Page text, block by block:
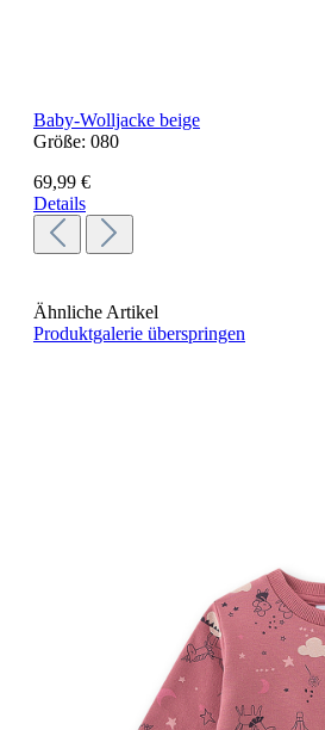
Baby-Wolljacke beige
Größe: 080
69,99 €
Details
Ähnliche Artikel
Produktgalerie überspringen